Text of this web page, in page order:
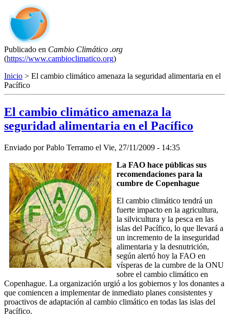
Publicado en Cambio Climático .org
(https://www.cambioclimatico.org)
Inicio > El cambio climático amenaza la seguridad alimentaria en el
Pacífico
El cambio climático amenaza la
seguridad alimentaria en el Pacífico
Enviado porPablo Terramo el Vie, 27/11/2009 - 14:35
La FAO hace públicas sus
recomendaciones para la
cumbre de Copenhague
El cambio climático tendrá un
fuerte impacto en la agricultura,
la silvicultura y la pesca en las
islas del Pacífico, lo que llevará a
un incremento de la inseguridad
alimentaria y la desnutrición,
según alertó hoy la FAO en
vísperas de la cumbre de la ONU
sobre el cambio climático en
Copenhague. La organización urgió a los gobiernos y los donantes a
que comiencen a implementar de inmediato planes consistentes y
proactivos de adaptación al cambio climático en todas las islas del
Pacífico.